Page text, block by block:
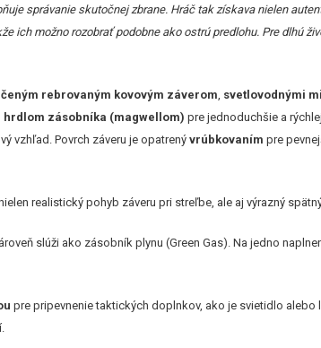
správanie skutočnej zbrane. Hráč tak získava nielen
ich možno rozobrať podobne ako ostrú predlohu. Pre dlhú
rebrovaným kovovým záverom, svetlovodnými
zásobníka (magwellom) pre jednoduchšie a
vzhľad. Povrch záveru je opatrenývrúbkovaním pre
realistický pohyb záveru pri streľbe, ale aj výrazný
slúži ako zásobník plynu (Green Gas). Na jedno
pre pripevnenie taktických doplnkov, ako je svietidlo